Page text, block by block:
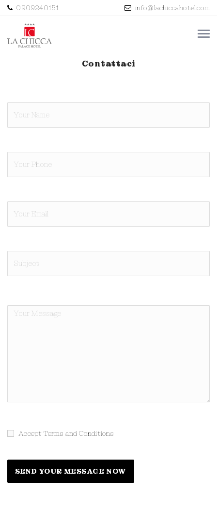
0909240151 info@lachiccahotel.com
Contattaci
Accept Terms and Conditions